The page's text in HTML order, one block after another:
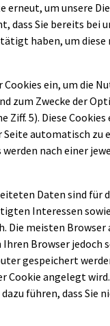
erneut, um unsere
dass Sie bereits bei
haben, um
ein, um die
zum Zwecke der
Ziff. 5). Diese
automatisch zu
werden nach einer
Daten sind für
Interessen
Die meisten
Browser jedoch
gespeichert
Cookie angelegt
führen, dass Sie